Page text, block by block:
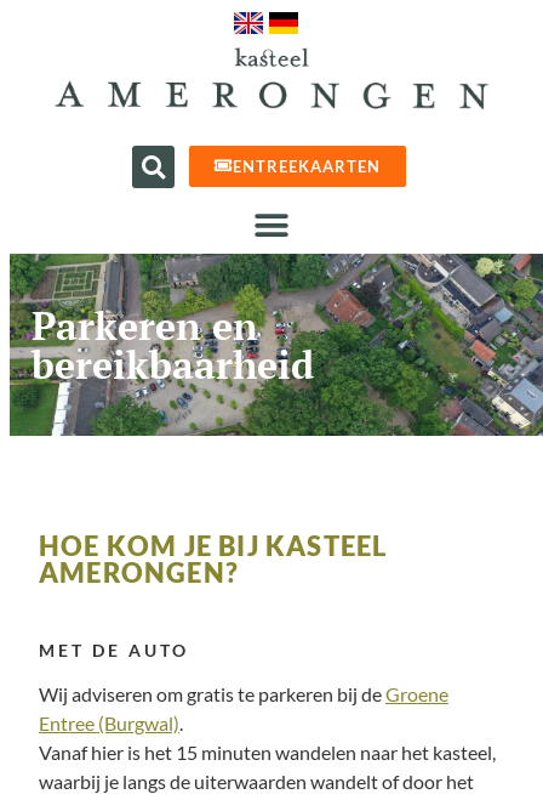
ENTREEKAARTEN
Parkeren en
bereikbaarheid
HOE KOM JE BIJ KASTEEL
AMERONGEN?
MET DE AUTO
Wij adviseren om gratis te parkeren bij deGroene
Entree (Burgwal).
Vanaf hier is het 15 minuten wandelen naar het kasteel,
waarbij je langs de uiterwaarden wandelt of door het